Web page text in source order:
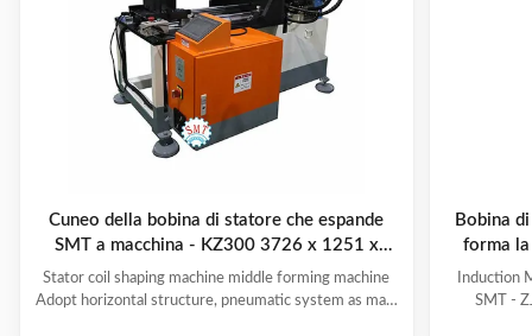
Cuneo della bobina di statore che espande
SMT a macchina - KZ300 3726 x 1251 x
2111mm
Stator coil shaping machine middle forming machine
Adopt horizontal structure, pneumatic system as main
Bobina
forma
Induction
SMT -